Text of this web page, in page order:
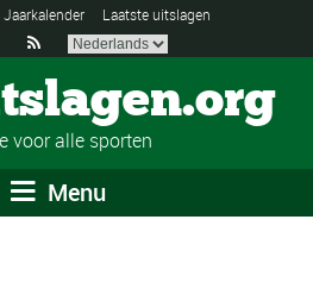
Jaarkalender Laatste uitslagen

voor alle sporten
Menu